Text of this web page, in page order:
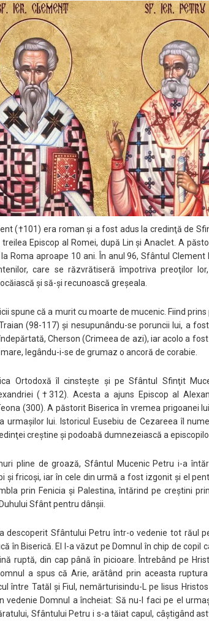
(†101) era roman şi a fost adus la credinţă de
treilea Episcop al Romei, după Lin şi Anaclet. A
la Roma aproape 10 ani. În anul 96, Sfântul Clement
care se răzvrătiseră împotriva preoţilor
şi să-şi recunoască greşeala.
spune că a murit cu moarte de mucenic. Fiind prins
(98-117) şi nesupunându-se poruncii lui, a
Cherson (Crimeea de azi), iar acolo a
legându-i-se de grumaz o ancoră de corabie.
Ortodoxă îl cinsteşte şi pe Sfântul Sfinţit
(†312). Acesta a ajuns Episcop al
(300). A păstorit Biserica în vremea prigoanei
urmaşilor lui. Istoricul Eusebiu de Cezareea îl
creştine şi podoabă dumnezeiască a
pline de groază, Sfântul Mucenic Petru i-a
şi fricoşi, iar în cele din urmă a fost izgonit şi el
prin Fenicia şi Palestina, întărind pe creştini
Sfânt pentru dânşii.
descoperit Sfântului Petru într-o vedenie tot răul
în Biserică. El l-a văzut pe Domnul în chip de copil
ruptă, din cap până în picioare. Întrebând pe
a spus că Arie, arătând prin aceasta
între Tatăl şi Fiul, nemărturisindu-L pe Iisus
vedenie Domnul a încheiat: Să nu-l faci pe el
Sfântului Petru i s-a tăiat capul, câştigând